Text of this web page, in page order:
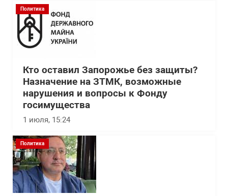
Политика
Кто оставил Запорожье без защиты?
Назначение на ЗТМК, возможные
нарушения и вопросы к Фонду
госимущества
1 июля, 15:24
Политика